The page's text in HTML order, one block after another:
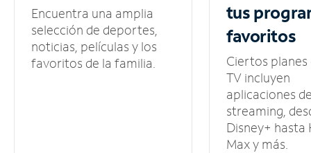
Encuentra una amplia
selección de deportes,
noticias, películas y los
favoritos de la familia.
tus
favoritos
Ciertos planes
TV incluyen
aplicaciones
streaming,
Disney+ hasta
Max y más.